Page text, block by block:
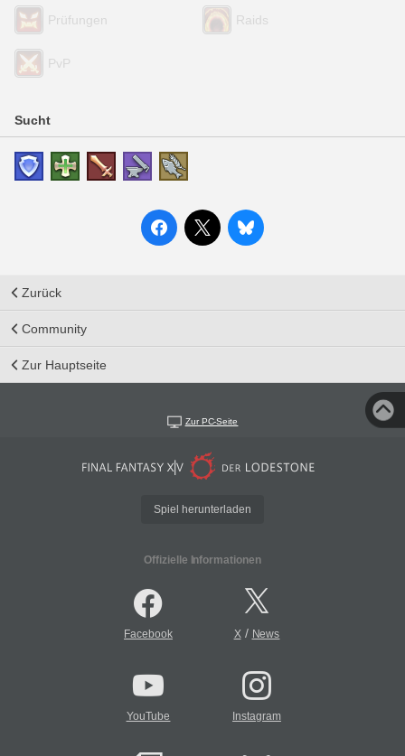
Prüfungen Raids
PvP
Sucht
Zurück
Community
Zur Hauptseite
Zur PC-Seite
Spiel herunterladen
Offizielle Informationen
Facebook X/ News
YouTube Instagram